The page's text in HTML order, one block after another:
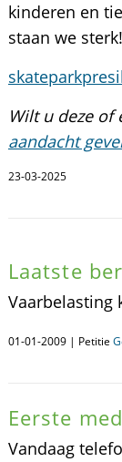
kinderen en
staan we
Wilt u deze of
aandacht
23-03-2025
Laatste
Vaarbelasting
01-01-2009 | Petitie
Eerste
Vandaag